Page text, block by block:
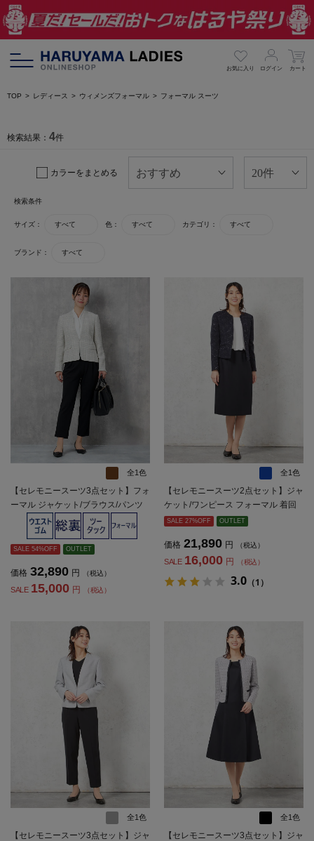
お気に入り ログイン カート
TOP レディース ウィメンズフォーマル フォーマル スーツ
検索結果： 4件
カラーをまとめる
検索条件
サイズ： すべて 色： すべて カテゴリ： すべて
ブランド： すべて
全1色
【セレモニースーツ3点セット】フォ
ーマル ジャケット/ブラウス/パンツ
無地 MASAKI MATSUSHIMA 通年 礼
服【レディース】
SALE 54%OFF OUTLET
価格 32,890 円 （税込）
SALE 15,000 円 （税込）
全1色
【セレモニースーツ2点セット】ジャ
ケット/ワンピース フォーマル 着回
し 織柄無地 SOFFICE 通年 礼服【レ
SALE 27%OFF OUTLET
価格 21,890 円 （税込）
SALE 16,000 円 （税込）
3.0 （1）
全1色
【セレモニースーツ3点セット】ジャ
全1色
【セレモニースーツ3点セット】ジャ